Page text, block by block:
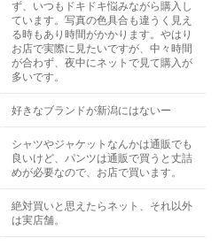
ず、いつもドキドキ悩みながら購入し
ています。写真の色具合も違うく見え
る時もあり時間がかかります。やはり
お店で実際に見たいですが、中々時間
が合わず、夜中にネットで見て購入が
多いです。
好きなブランドが新潟にはないー
シャツやジャケットなんかは通販でも
良いけど、パンツは通販で買うと丈詰
めが必要なので、お店で買います。
絶対買いと思えたらネット、それ以外
は実店舗。